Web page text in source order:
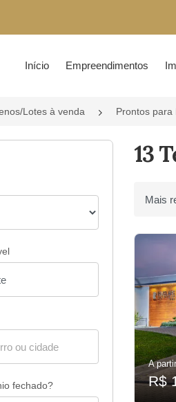
Início Empreendimentos
Lotes à venda Prontos para
fechado?
13
Ordenar
A
R$